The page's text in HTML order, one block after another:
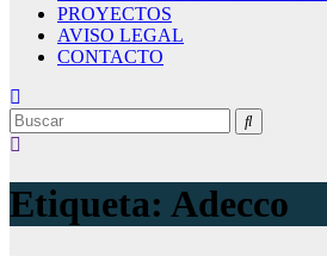
PROYECTOS
AVISO LEGAL
CONTACTO
Etiqueta: Adecco